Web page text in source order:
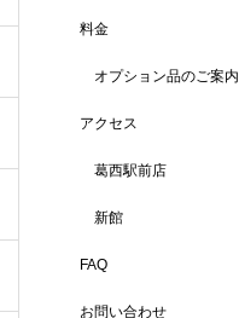
料金
オプション品のご案内
アクセス
葛西駅前店
新館
FAQ
お問い合わせ